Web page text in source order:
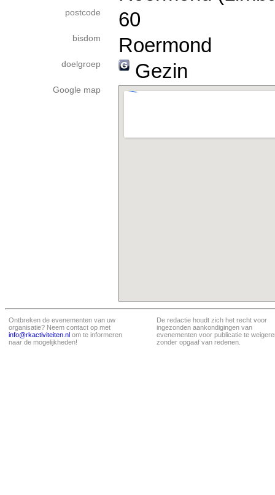
postcode 60
bisdom Roermond
doelgroep Gezin
Google map
Ontbreken de evenementen van uw
organisatie? Neem contact op met
info@rkactiviteiten.nl om te informeren
naar de mogelijkheden!
De redactie houdt zich het recht voor
ingezonden aankondigingen van
evenementen voor publicatie te
zonder opgaaf van redenen.